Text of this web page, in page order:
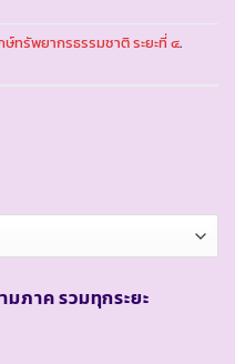
ษ์ทรัพยากรธรรมชาติ ระยะที่ ๔.
มภาค รวมทุกระยะ